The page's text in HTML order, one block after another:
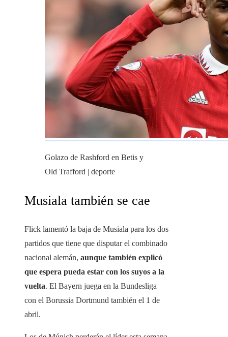
Golazo de Rashford en Betis y
Old Trafford | deporte
Musiala también se cae
Flick lamentó la baja de Musiala para los dos
partidos que tiene que disputar el combinado
nacional alemán, aunque también explicó
que espera pueda estar con los suyos a la
vuelta. El Bayern juega en la Bundesliga
con el Borussia Dortmund también el 1 de
abril.